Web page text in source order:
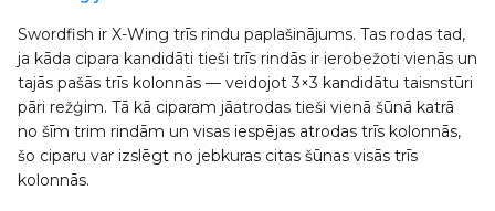
Swordfish ir X-Wing trīs rindu paplašinājums. Tas rodas tad,
ja kāda cipara kandidāti tieši trīs rindās ir ierobežoti vienās un
tajās pašās trīs kolonnās — veidojot 3×3 kandidātu taisnstūri
pāri režģim. Tā kā ciparam jāatrodas tieši vienā šūnā katrā
no šīm trim rindām un visas iespējas atrodas trīs kolonnās,
šo ciparu var izslēgt no jebkuras citas šūnas visās trīs
kolonnās.